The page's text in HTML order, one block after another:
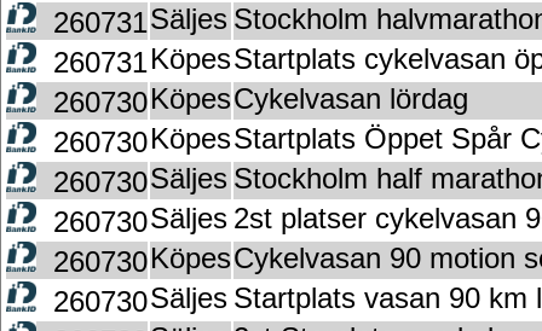
260731Säljes Stockholm
260731KöpesStartplats cykelvasan
260730KöpesCykelvasan lördag
260730KöpesStartplats Öppet Spår
260730Säljes Stockholm half
260730Säljes 2st platser cykelvasan
260730KöpesCykelvasan 90 motion
260730Säljes Startplats vasan 90 km